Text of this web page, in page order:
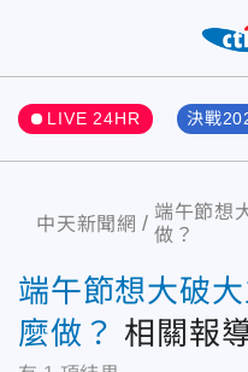
LIVE 24HR 決戰
中天新聞網
端午節想
做？
端午節想大破
麼做？ 相關報